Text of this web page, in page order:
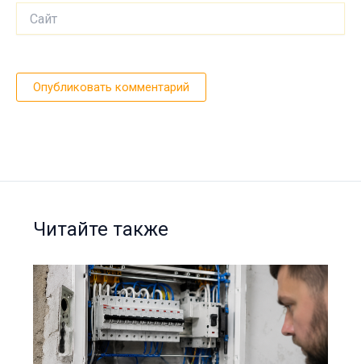
Читайте также